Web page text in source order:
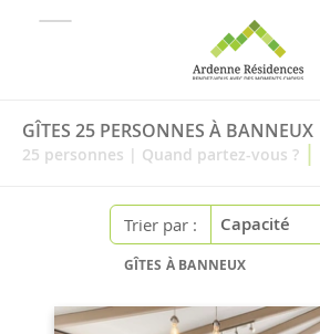
GÎTES 25 PERSONNES À BANNEUX
25 personnes | Quand partez-vous ? |
Trier par :
GÎTES À BANNEUX